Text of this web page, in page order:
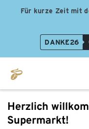
Für kurze Zeit mit
DANKE26
Herzlich
Supermarkt!